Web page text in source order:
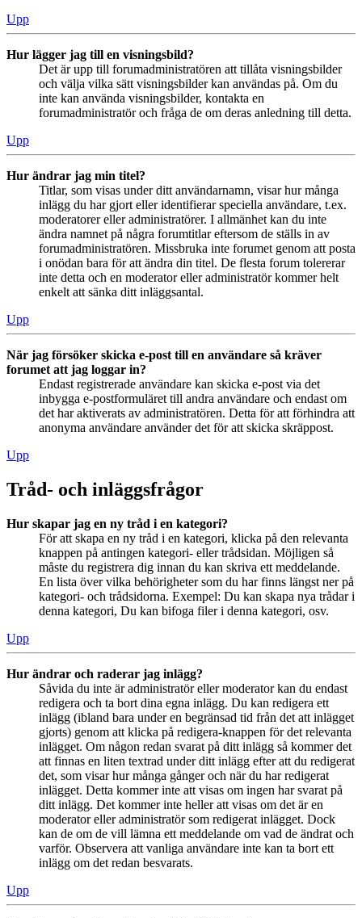
Upp
Hur lägger jag till en visningsbild?
Det är upp till forumadministratören att tillåta visningsbilder
och välja vilka sätt visningsbilder kan användas på. Om du
inte kan använda visningsbilder, kontakta en
forumadministratör och fråga de om deras anledning till detta.
Upp
Hur ändrar jag min titel?
Titlar, som visas under ditt användarnamn, visar hur många
inlägg du har gjort eller identifierar speciella användare, t.ex.
moderatorer eller administratörer. I allmänhet kan du inte
ändra namnet på några forumtitlar eftersom de ställs in av
forumadministratören. Missbruka inte forumet genom att posta
i onödan bara för att ändra din titel. De flesta forum tolererar
inte detta och en moderator eller administratör kommer helt
enkelt att sänka ditt inläggsantal.
Upp
När jag försöker skicka e-post till en användare så kräver
forumet att jag loggar in?
Endast registrerade användare kan skicka e-post via det
inbygga e-postformuläret till andra användare och endast om
det har aktiverats av administratören. Detta för att förhindra att
anonyma användare använder det för att skicka skräppost.
Upp
Tråd- och inläggsfrågor
Hur skapar jag en ny tråd i en kategori?
För att skapa en ny tråd i en kategori, klicka på den relevanta
knappen på antingen kategori- eller trådsidan. Möjligen så
måste du registrera dig innan du kan skriva ett meddelande.
En lista över vilka behörigheter som du har finns längst ner på
kategori- och trådsidorna. Exempel: Du kan skapa nya trådar i
denna kategori, Du kan bifoga filer i denna kategori, osv.
Upp
Hur ändrar och raderar jag inlägg?
Såvida du inte är administratör eller moderator kan du endast
redigera och ta bort dina egna inlägg. Du kan redigera ett
inlägg (ibland bara under en begränsad tid från det att inlägget
gjorts) genom att klicka på redigera-knappen för det relevanta
inlägget. Om någon redan svarat på ditt inlägg så kommer det
att finnas en liten textrad under ditt inlägg efter att du redigerat
det, som visar hur många gånger och när du har redigerat
inlägget. Detta kommer inte att visas om ingen har svarat på
ditt inlägg. Det kommer inte heller att visas om det är en
moderator eller administratör som redigerat inlägget. Dock
kan de om de vill lämna ett meddelande om vad de ändrat och
varför. Observera att vanliga användare inte kan ta bort ett
inlägg om det redan besvarats.
Upp